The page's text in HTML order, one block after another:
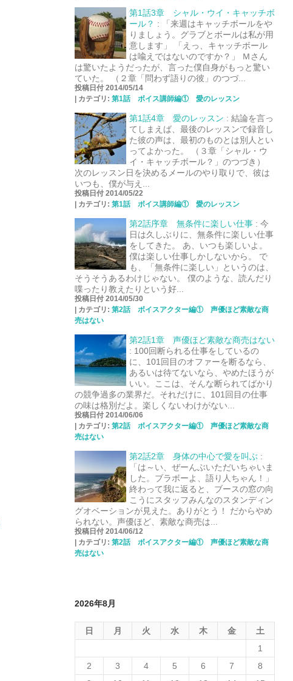
第1話3章 シャル・ウイ・キャッチボ
ール？ :
「来週はキャッチボールをや
りましょう。グラブとボールは私が用
意します」 「えっ、キャッチボール
は喩えではないのですか？」 Ｍさん
は驚いたようだったが、言った僕自身がもっと驚い
ていた。 （２章「問わず語りの彼」のつづ...
投稿日付 2014/05/14
カテゴリ: 第1話 ボイス講師編① 愛のレッスン
第1話4章 愛のレッスン : 結論を言っ
てしまえば、最後のレッスンで録音し
た彼の声は、最初のものとは別人とい
ってよかった。 （３章「シャル・ウ
イ・キャッチボール？」のつづき）
次のレッスン日を決めるメールのやり取りで、彼は
いつも、僕が与え...
投稿日付 2014/05/22
カテゴリ: 第1話 ボイス講師編① 愛のレッスン
第2話序章 無条件に楽しい仕事: 今
日は久しぶりに、無条件に楽しい仕事
をしてきた。 あ、いつも楽しいよ。
僕は楽しい仕事しかしないから。 で
も、「無条件に楽しい」というのは、
そうそうあるわけじゃない。 僕のような、読んだり
喋ったり教えたりという好...
投稿日付 2014/05/30
カテゴリ: 第2話 ボイスアクター編① 声優ほど素敵な商
売はない
第2話1章 声優ほど素敵な商売はない
: 100回断られる仕事をしているの
に、101回目のオファーを断るなら、
あるいは待てないなら、やめたほうが
いい。ここは、そんな断られてばかり
の競争過多の業界だ。それだけに、101回目の仕事
の味は格別だよ。楽しくないわけがない...
投稿日付 2014/06/06
カテゴリ: 第2話 ボイスアクター編① 声優ほど素敵な商
売はない
第2話2章 身体の中心で愛を叫ぶ :
「は～い、ぜーんぶいただいちゃいま
した。ブラボーよ、語り人ちゃん！」
終わって我に返ると、ブースの窓の向
こうにスタッフみんなのスタンディン
グオベーションが見えた。ありがとう！ だからやめ
られない。声優ほど、素敵な商売は...
投稿日付 2014/06/12
カテゴリ: 第2話 ボイスアクター編① 声優ほど素敵な商
売はない
2026年8月
日 月 火 水 木 金 土
1
2
3 4 5 6 7
8